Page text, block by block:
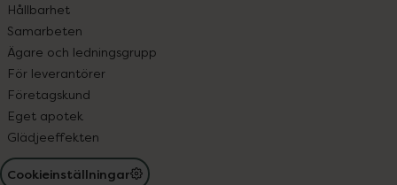
Hållbarhet
Samarbeten
Ägare och ledningsgrupp
För leverantörer
Företagskund
Eget apotek
Glädjeeffekten
Cookieinställningar